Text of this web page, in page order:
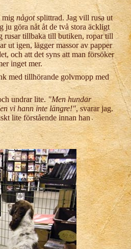
mig någotsplittrad. Jag vill rusa ut
ju göra nåt åt de två stora äckligt
rusar tillbaka till butiken, ropar till
ut igen, lägger massor av papper
och att det syns att man försöker
inget mer.
med tillhörande golvmopp med
undrar lite."Men hundar
vi hann inte längre!", svarar jag.
lite förstående innan han